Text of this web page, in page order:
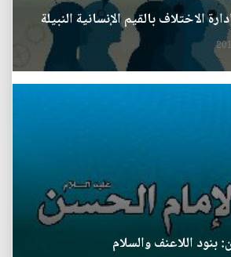
الاختلاف بالقيم الإنسانية النبيلة
اللاعنف والسلام